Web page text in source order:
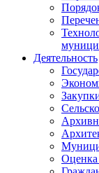
Деятельность
Оценка